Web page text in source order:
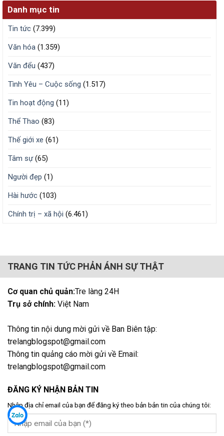
Danh mục tin
Tin tức (7.399)
Văn hóa (1.359)
Văn đểu (437)
Tình Yêu – Cuộc sống (1.517)
Tin hoạt động (11)
Thể Thao (83)
Thế giới xe (61)
Tâm sự(65)
Người đẹp (1)
Hài hước (103)
Chính trị – xã hội (6.461)
TRANG TIN TỨC PHẢN ÁNH SỰ THẬT
Cơ quan chủ quản:Tre làng 24H
Trụ sở chính: Việt Nam
Thông tin nội dung mời gửi về Ban Biên tập:
trelangblogspot@gmail.com
Thông tin quảng cáo mời gửi về Email:
trelangblogspot@gmail.com
ĐĂNG KÝ NHẬN BẢN TIN
Nhập địa chỉ email của bạn để đăng ký theo bản bản tin của chúng tôi: